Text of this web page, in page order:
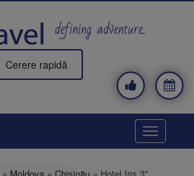
defining adventure..
Cerere rapidă
Toggle